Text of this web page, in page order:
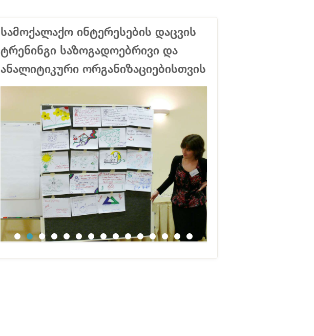
სამოქალაქო ინტერესების დაცვის
ტრენინგი საზოგადოებრივი და
ანალიტიკური ორგანიზაციებისთვის